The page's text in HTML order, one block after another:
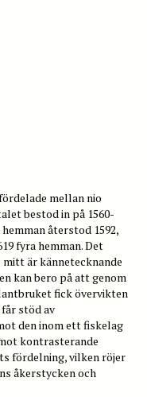
mellan nio
bestod in på 1560-
återstod 1592,
fyra hemman. Det
är kännetecknande
kan bero på att genom
fick övervikten
stöd av
den inom ett fiskelag
kontrasterande
fördelning, vilken röjer
åkerstycken och